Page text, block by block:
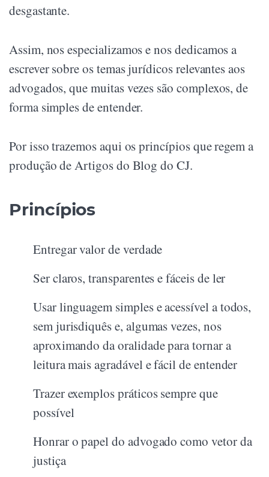
desgastante.
Assim, nos especializamos e nos dedicamos a
escrever sobre os temas jurídicos relevantes aos
advogados, que muitas vezes são complexos, de
forma simples de entender.
Por isso trazemos aqui os princípios que regem a
produção de Artigos do Blog do CJ.
Princípios
Entregar valor de verdade
Ser claros, transparentes e fáceis de ler
Usar linguagem simples e acessível a todos,
sem jurisdiquês e, algumas vezes, nos
aproximando da oralidade para tornar a
leitura mais agradável e fácil de entender
Trazer exemplos práticos sempre que
possível
Honrar o papel do advogado como vetor da
justiça